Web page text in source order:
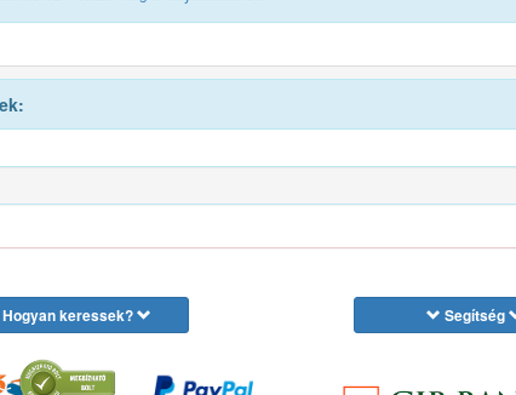
Hogyan keressek? Segítség